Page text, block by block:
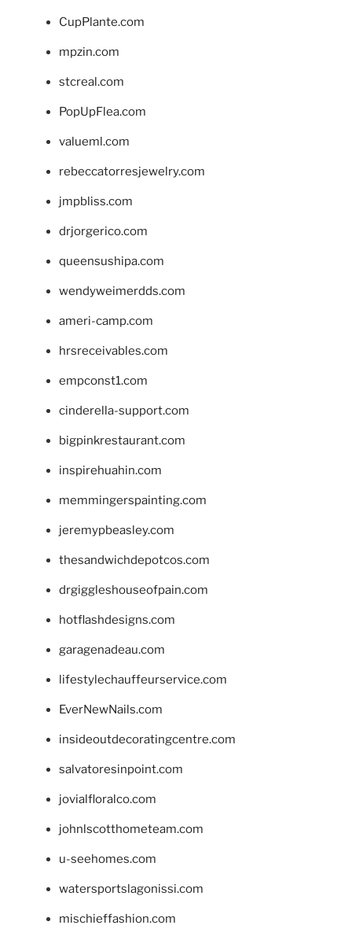
CupPlante.com
mpzin.com
stcreal.com
PopUpFlea.com
valueml.com
rebeccatorresjewelry.com
jmpbliss.com
drjorgerico.com
queensushipa.com
wendyweimerdds.com
ameri-camp.com
hrsreceivables.com
empconst1.com
cinderella-support.com
bigpinkrestaurant.com
inspirehuahin.com
memmingerspainting.com
jeremypbeasley.com
thesandwichdepotcos.com
drgiggleshouseofpain.com
hotflashdesigns.com
garagenadeau.com
lifestylechauffeurservice.com
EverNewNails.com
insideoutdecoratingcentre.com
salvatoresinpoint.com
jovialfloralco.com
johnlscotthometeam.com
u-seehomes.com
watersportslagonissi.com
mischieffashion.com